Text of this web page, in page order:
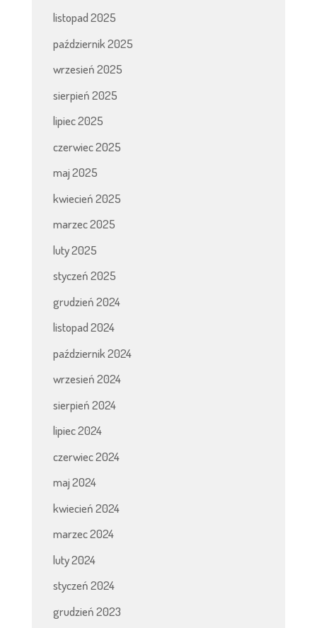
listopad 2025
październik 2025
wrzesień 2025
sierpień 2025
lipiec 2025
czerwiec 2025
maj 2025
kwiecień 2025
marzec 2025
luty 2025
styczeń 2025
grudzień 2024
listopad 2024
październik 2024
wrzesień 2024
sierpień 2024
lipiec 2024
czerwiec 2024
maj 2024
kwiecień 2024
marzec 2024
luty 2024
styczeń 2024
grudzień 2023